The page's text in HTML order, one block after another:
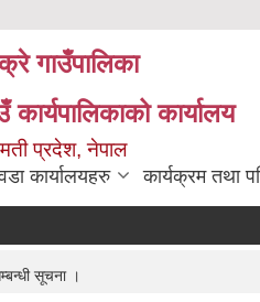
गाउँपालिका
कार्यपालिकाको कार्यालय
प्रदेश, नेपाल
कार्यालयहरु कार्यक्रम तथा
सूचना ।